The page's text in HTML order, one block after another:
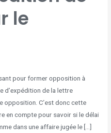
le
pour former opposition à
d’expédition de la lettre
opposition. C’est donc cette
en compte pour savoir si le délai
dans une affaire jugée le […]